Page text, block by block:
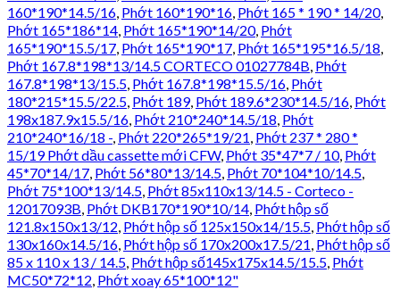
160*190*14.5/16, Phớt 160*190*16, Phớt 165 * 190 * 14/20,
Phớt 165*186*14, Phớt 165*190*14/20, Phớt
165*190*15.5/17, Phớt 165*190*17, Phớt 165*195*16.5/18,
Phớt 167.8*198*13/14.5 CORTECO 01027784B, Phớt
167.8*198*13/15.5, Phớt 167.8*198*15.5/16, Phớt
180*215*15.5/22.5, Phớt 189, Phớt 189.6*230*14.5/16, Phớt
198x187.9x15.5/16, Phớt 210*240*14.5/18, Phớt
210*240*16/18 -, Phớt 220*265*19/21, Phớt 237 * 280 *
15/19 Phớt dầu cassette mới CFW, Phớt 35*47*7 / 10, Phớt
45*70*14/17, Phớt 56*80*13/14.5, Phớt 70*104*10/14.5,
Phớt 75*100*13/14.5, Phớt 85x110x13/14.5 - Corteco -
12017093B, Phớt DKB170*190*10/14, Phớt hộp số
121.8x150x13/12, Phớt hộp số 125x150x14/15.5, Phớt hộp số
130x160x14.5/16, Phớt hộp số 170x200x17.5/21, Phớt hộp số
85 x 110 x 13 / 14.5, Phớt hộp số145x175x14.5/15.5, Phớt
MC50*72*12, Phớt xoay 65*100*12"